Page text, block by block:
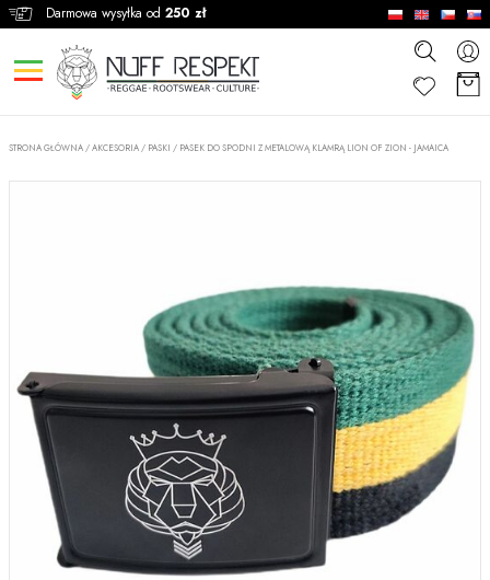
Darmowa wysyłka od 250 zł
STRONA GŁÓWNA /AKCESORIA / PASKI / PASEK DO SPODNI Z METALOWĄ KLAMRĄ LION OF ZION - JAMAICA